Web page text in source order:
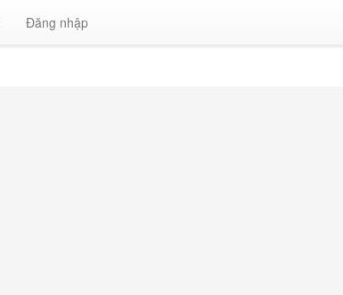
Đăng nhập